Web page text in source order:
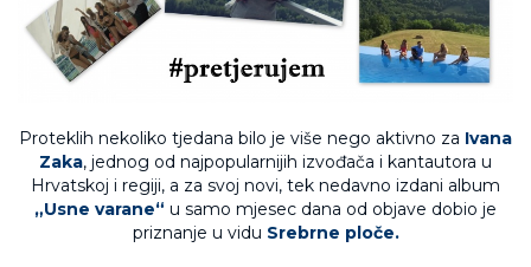
Proteklih nekoliko tjedana bilo je više nego aktivno za Ivana
Zaka, jednog od najpopularnijih izvođača i kantautora u
Hrvatskoj i regiji, a za svoj novi, tek nedavno izdani album
„Usne varane“ u samo mjesec dana od objave dobio je
priznanje u vidu Srebrne ploče.